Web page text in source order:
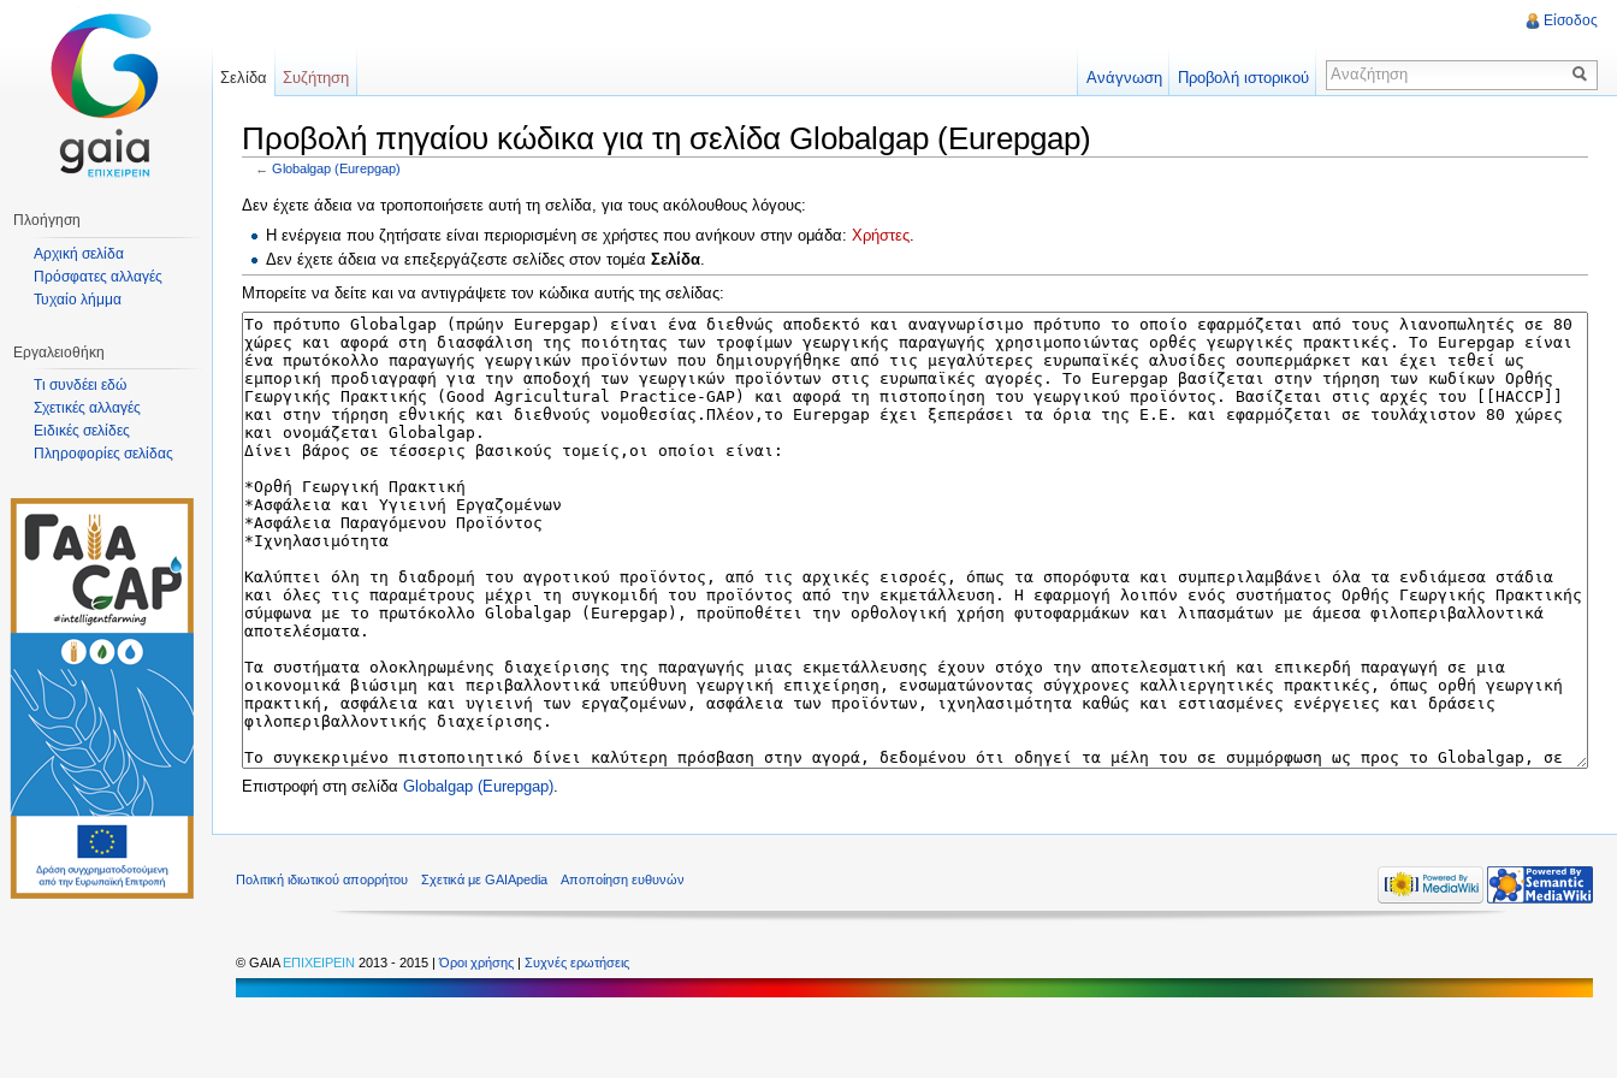
Προβολή πηγαίου κώδικα για τη σελίδα Globalgap (Eurepgap)
← Globalgap (Eurepgap)
Δεν έχετε άδεια να τροποποιήσετε αυτή τη σελίδα, για τους ακόλουθους λόγους:
Η ενέργεια που ζητήσατε είναι περιορισμένη σε χρήστες που ανήκουν στην ομάδα:Χρήστες
Δεν έχετε άδεια να επεξεργάζεστε σελίδες στον τομέαΣελίδα.
Μπορείτε να δείτε και να αντιγράψετε τον κώδικα αυτής της σελίδας:
Επιστροφή στη σελίδα Globalgap (Eurepgap).
Είσοδος
Σελίδα Συζήτηση Ανάγνωση Προβολή ιστορικού
Πλοήγηση
Αρχική σελίδα
Πρόσφατες αλλαγές
Τυχαίο λήμμα
Εργαλειοθήκη
Τι συνδέει εδώ
Σχετικές αλλαγές
Ειδικές σελίδες
Πληροφορίες σελίδας
Πολιτική ιδιωτικού απορρήτου Σχετικά με GAIApedia Αποποίηση ευθυνών
© GAIA ΕΠΙΧΕΙΡΕΙΝ 2013 - 2015 |Όροι χρήσης | Συχνές ερωτήσεις